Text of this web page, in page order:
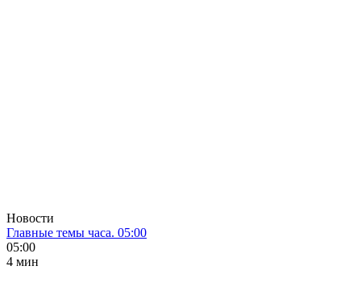
Новости
Главные темы часа. 05:00
05:00
4 мин